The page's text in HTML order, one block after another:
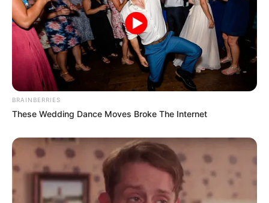
BRAINBERRIES
These Wedding Dance Moves Broke The Internet